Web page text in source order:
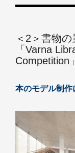
＜2＞書物
「Varna
Competition
本のモデル制